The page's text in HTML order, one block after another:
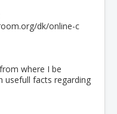
dk/online-c
where I be
usefull facts regarding